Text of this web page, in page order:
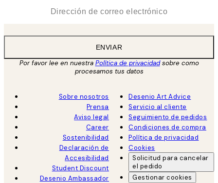
ENVIAR
Por favor lee en nuestra Política de privacidadsobre como
procesamos tus datos
Sobre nosotros
Prensa
Aviso legal
Career
Sostenibilidad
Declaración de
Accesibilidad
Student Discount
Desenio Ambassador
Desenio Art Advice
Servicio al cliente
Seguimiento de pedidos
Condiciones de compra
Política de privacidad
Cookies
Solicitud para cancelar
el pedido
Gestionar cookies